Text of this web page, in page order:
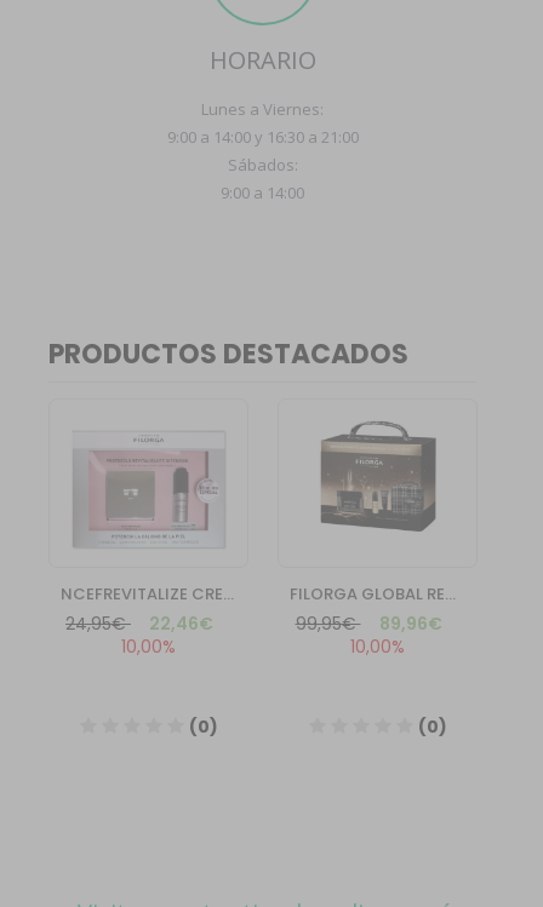
HORARIO
Lunes a Viernes:
9:00 a 14:00 y 16:30 a 21:00
Sábados:
9:00 a 14:00